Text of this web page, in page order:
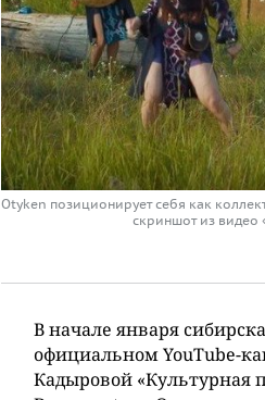
Otyken позиционирует себя как
скриншот из видео
В начале января
официальном YouTube-
Кадыровой «Культурная